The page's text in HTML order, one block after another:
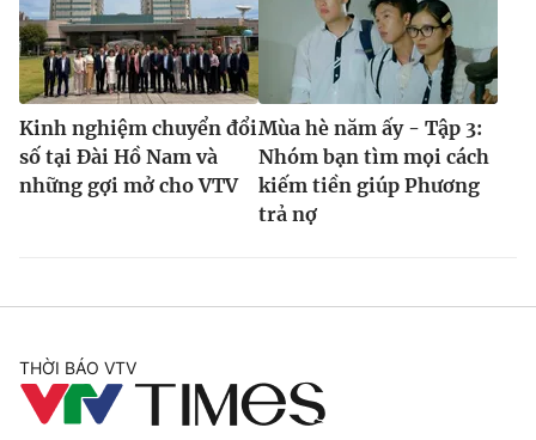
Kinh nghiệm chuyển đổi
số tại Đài Hồ Nam và
những gợi mở cho VTV
Mùa hè năm ấy - Tập 3:
Nhóm bạn tìm mọi cách
kiếm tiền giúp Phương
trả nợ
THỜI BÁO VTV